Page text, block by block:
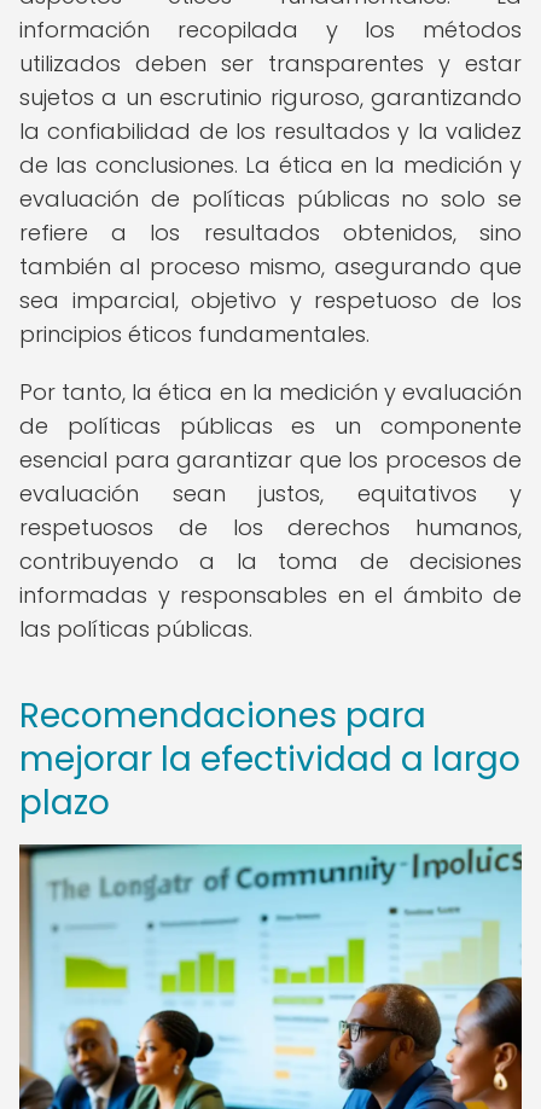
información recopilada y los métodos
utilizados deben ser transparentes y estar
sujetos a un escrutinio riguroso, garantizando
la confiabilidad de los resultados y la validez
de las conclusiones. La ética en la medición y
evaluación de políticas públicas no solo se
refiere a los resultados obtenidos, sino
también al proceso mismo, asegurando que
sea imparcial, objetivo y respetuoso de los
principios éticos fundamentales.
Por tanto, la ética en la medición y evaluación
de políticas públicas es un componente
esencial para garantizar que los procesos de
evaluación sean justos, equitativos y
respetuosos de los derechos humanos,
contribuyendo a la toma de decisiones
informadas y responsables en el ámbito de
las políticas públicas.
Recomendaciones para
mejorar la efectividad a largo
plazo